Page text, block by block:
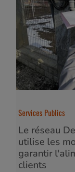
Services Publics
Le réseau
utilise les
garantir
clients